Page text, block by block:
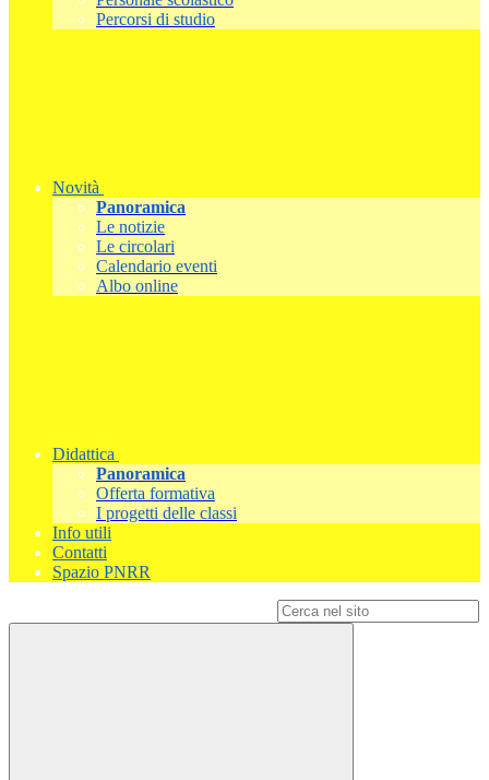
Percorsi di studio
Novità
Panoramica
Le notizie
Le circolari
Calendario eventi
Albo online
Didattica
Panoramica
Offerta formativa
I progetti delle classi
Info utili
Contatti
Spazio PNRR